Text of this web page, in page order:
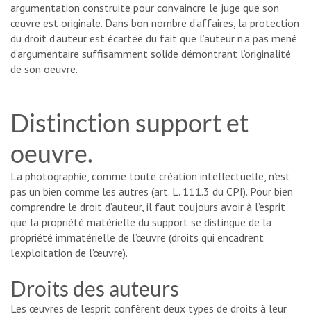
argumentation construite pour convaincre le juge que son
œuvre est originale. Dans bon nombre d’affaires, la protection
du droit d’auteur est écartée du fait que l’auteur n’a pas mené
d’argumentaire suffisamment solide démontrant l’originalité
de son oeuvre.
Distinction support et
oeuvre.
La photographie, comme toute création intellectuelle, n’est
pas un bien comme les autres (art. L. 111.3 du CPI). Pour bien
comprendre le droit d’auteur, il faut toujours avoir à l’esprit
que la propriété matérielle du support se distingue de la
propriété immatérielle de l’œuvre (droits qui encadrent
l’exploitation de l’œuvre).
Droits des auteurs
Les œuvres de l’esprit confèrent deux types de droits à leur